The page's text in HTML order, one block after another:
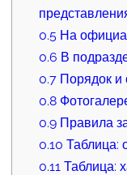
0.5 На
0.6 В
0.7 Порядок и
0.8
0.9 Правила
0.10 Таблица:
0.11 Таблица: